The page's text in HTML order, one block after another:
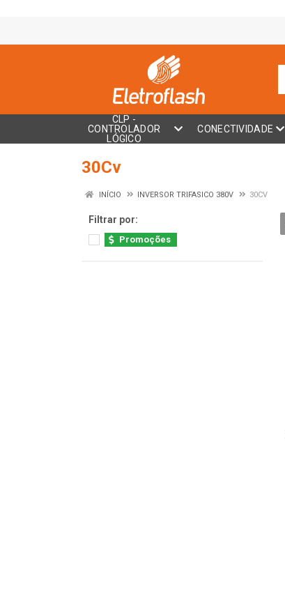
CLP -
CONTROLADOR
LÓGICO
CONECTIVIDADE
30Cv
INÍCIO INVERSOR TRIFASICO 380V 30CV
Filtrar por:
Promoções